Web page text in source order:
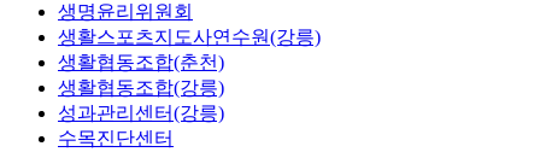
생명윤리위원회
생활스포츠지도사연수원(강릉)
생활협동조합(춘천)
생활협동조합(강릉)
성과관리센터(강릉)
수목진단센터